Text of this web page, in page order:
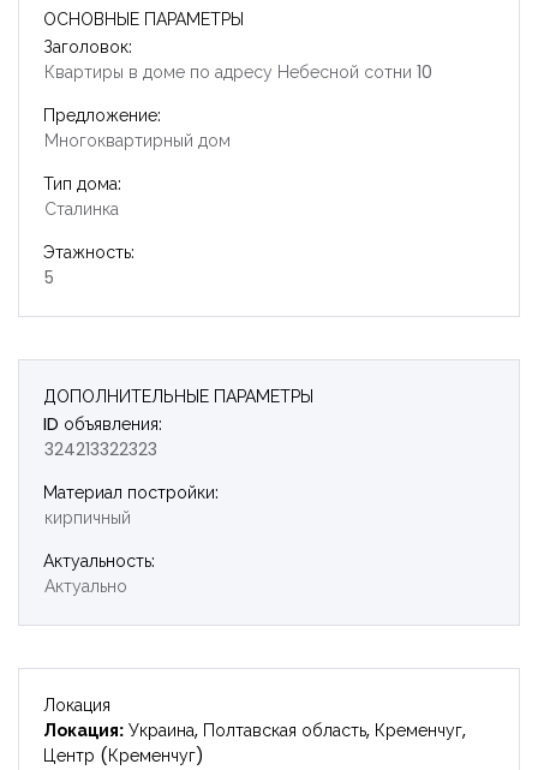
ОСНОВНЫЕ ПАРАМЕТРЫ
Заголовок:
Квартиры в доме по адресу Небесной сотни 10
Предложение:
Многоквартирный дом
Тип дома:
Сталинка
Этажность:
5
ДОПОЛНИТЕЛЬНЫЕ ПАРАМЕТРЫ
ID объявления:
324213322323
Материал постройки:
кирпичный
Актуальность:
Актуально
Локация
Локация: Украина, Полтавская область, Кременчуг,
Центр (Кременчуг)